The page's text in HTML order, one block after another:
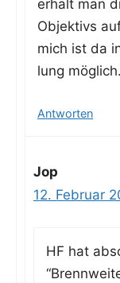
erhält man
Objek­tivs
mich ist da
lung möglich.
Antworten
Jop
12. Februar
HF hat